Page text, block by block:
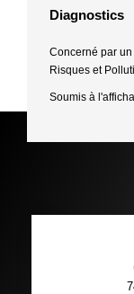
Diagnostics
Concerné par un
Risques et
Soumis à